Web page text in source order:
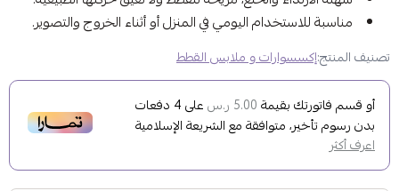
مناسبة للاستخدام اليومي في المنزل أو أثناء الخروج والتصوير.
تصنيف المنتج:إكسسوارات و ملابس القطط
أو قسم فاتورتك بقيمة 5.00 ر.س على4 دفعات
بدون رسوم تأخير، متوافقة مع الشريعة الإسلامية
اعرف أكثر